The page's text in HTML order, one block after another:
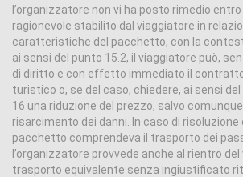
l’organizzatore non vi ha posto rimedio
ragionevole stabilito dal viaggiatore in
caratteristiche del pacchetto, con la
ai sensi del punto 15.2, il viaggiatore può,
di diritto e con effetto immediato il
turistico o, se del caso, chiedere, ai sensi
16 una riduzione del prezzo, salvo
risarcimento dei danni. In caso di risoluzione
pacchetto comprendeva il trasporto dei
l’organizzatore provvede anche al rientro
trasporto equivalente senza ingiustificato